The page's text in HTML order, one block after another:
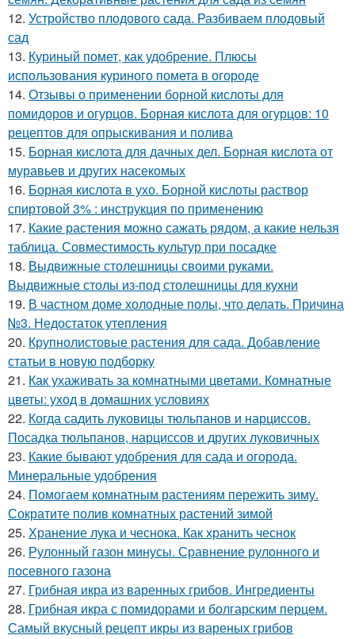
12. Устройство плодового сада. Разбиваем плодовый
сад
13. Куриный помет, как удобрение. Плюсы
использования куриного помета в огороде
14. Отзывы о применении борной кислоты для
помидоров и огурцов. Борная кислота для огурцов: 10
рецептов для опрыскивания и полива
15. Борная кислота для дачных дел. Борная кислота от
муравьев и других насекомых
16. Борная кислота в ухо. Борной кислоты раствор
спиртовой 3% : инструкция по применению
17. Какие растения можно сажать рядом, а какие нельзя
таблица. Совместимость культур при посадке
18. Выдвижные столешницы своими руками.
Выдвижные столы из-под столешницы для кухни
19. В частном доме холодные полы, что делать. Причина
№3. Недостаток утепления
20. Крупнолистовые растения для сада. Добавление
статьи в новую подборку
21. Как ухаживать за комнатными цветами. Комнатные
цветы: уход в домашних условиях
22. Когда садить луковицы тюльпанов и нарциссов.
Посадка тюльпанов, нарциссов и других луковичных
23. Какие бывают удобрения для сада и огорода.
Минеральные удобрения
24. Помогаем комнатным растениям пережить зиму.
Сократите полив комнатных растений зимой
25. Хранение лука и чеснока. Как хранить чеснок
26. Рулонный газон минусы. Сравнение рулонного и
посевного газона
27. Грибная икра из варенных грибов. Ингредиенты
28. Грибная икра с помидорами и болгарским перцем.
Самый вкусный рецепт икры из вареных грибов